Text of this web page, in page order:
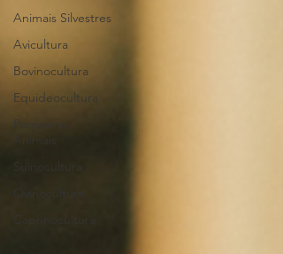
Animais Silvestres
Avicultura
Bovinocultura
Equideocultura
Pequenos
Animais
Suinocultura
Ovinocultura
Caprinocultura